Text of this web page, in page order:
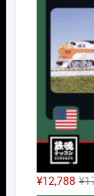
¥
¥12,788